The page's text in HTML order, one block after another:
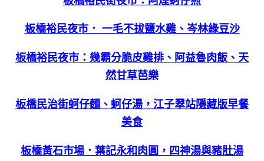
板橋裕民夜市． 一毛不拔鹽水雞、岑林綠豆沙
板橋裕民夜市：幾霸分脆皮雞排、阿益魯肉飯、天
然甘草芭樂
板橋民治街蚵仔麵、蚵仔湯，江子翠站隱藏版早餐
美食
板橋黃石市場．葉記永和肉圓，四神湯與豬肚湯